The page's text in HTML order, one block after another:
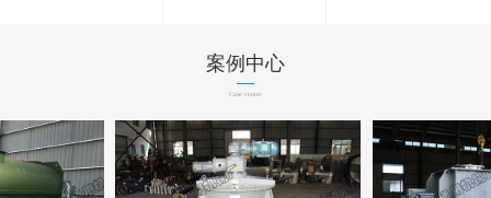
案例中心
Case center